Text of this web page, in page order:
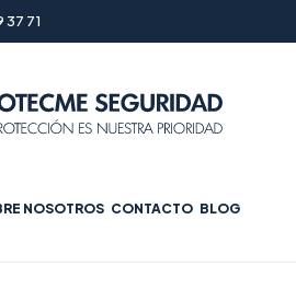
71
NOSOTROS CONTACTO BLOG